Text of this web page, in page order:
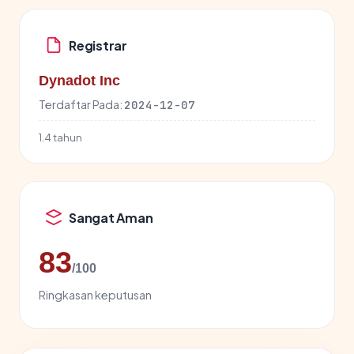
Registrar
Dynadot Inc
Terdaftar Pada: 2024-12-07
1.4 tahun
Sangat Aman
83/100
Ringkasan keputusan